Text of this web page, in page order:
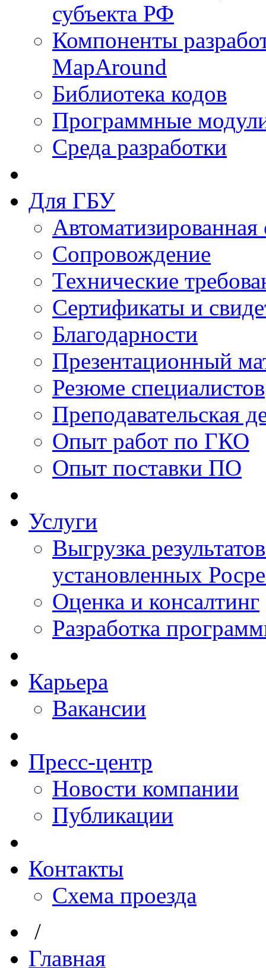
субъекта РФ
Компоненты
MapAround
Библиотека кодов
Программные
Среда разработки
Для ГБУ
Сопровождение
Технические
Сертификаты и
Благодарности
Презентационный
Резюме специалистов
Преподавательская
Опыт работ по ГКО
Опыт поставки ПО
Услуги
Выгрузка
установленных
Оценка и консалтинг
Разработка
Карьера
Вакансии
Пресс-центр
Новости компании
Публикации
Контакты
Схема проезда
/
Главная